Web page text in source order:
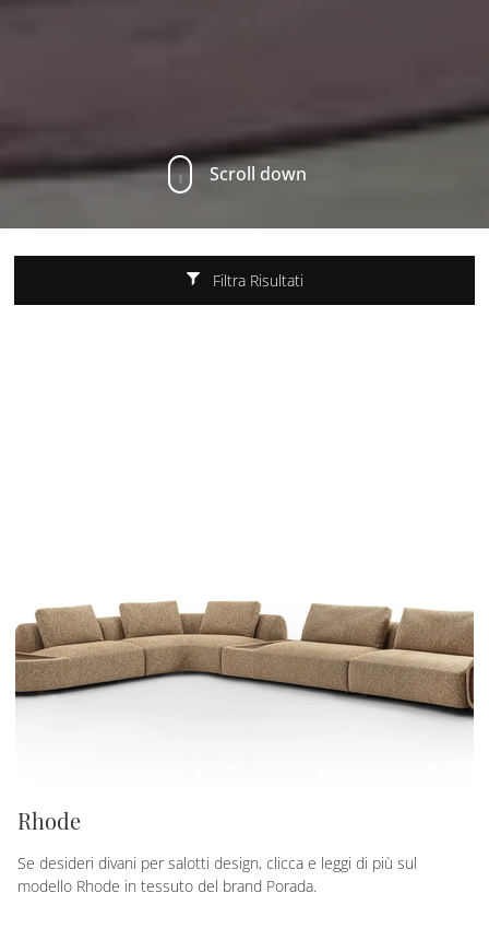
Scroll down
Filtra Risultati
Rhode
Se desideri divani per salotti design, clicca e leggi di più sul
modello Rhode in tessuto del brand Porada.